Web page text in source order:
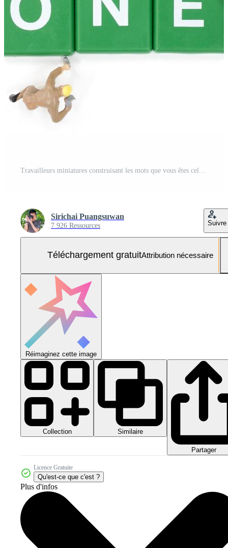
Sirichai Puangsuwan
7 926 Ressources Suivre
Téléchargement gratuitAttribution nécessaire
Réimaginez cette image
Collection Similaire
Partager
Licence Gratuite
Qu'est-ce que c'est ?
Plus d'infos